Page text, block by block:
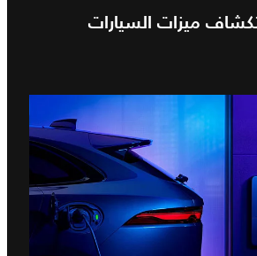
ميزات السيارات